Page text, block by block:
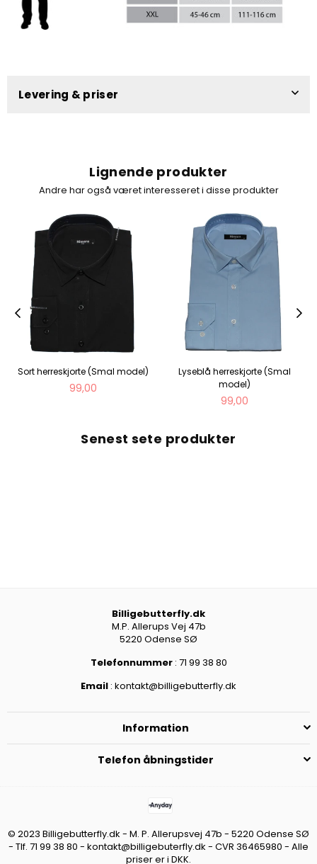
Levering & priser
Lignende produkter
Andre har også været interesseret i disse produkter
Sort herreskjorte (Smal model)
Normal
99,00
Lyseblå herreskjorte (Smal
model)
Normal
99,00
Senest sete produkter
Billigebutterfly.dk
M.P. Allerups Vej 47b
5220 Odense SØ
Telefonnummer : 71 99 38 80
Email : kontakt@billigebutterfly.dk
Information
Telefon åbningstider
© 2023 Billigebutterfly.dk - M. P. Allerupsvej 47b - 5220 Odense SØ
- Tlf. 71 99 38 80 - kontakt@billigebuterfly.dk - CVR 36465980 - Alle
priser er i DKK.